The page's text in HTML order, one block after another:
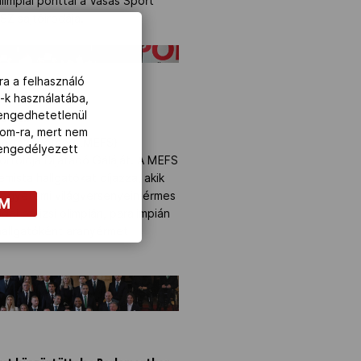
(MEFS)
Díjátadó Gáláját. A MEFS
hallgatókat díjazza, akik
világversenyein érmes
párizsi olimpián, paralimpián
köszöntöttek a
a felhasználó
használatába,
ra, mert nem